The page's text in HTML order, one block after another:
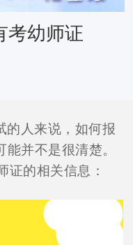
考幼师证
的人来说，如何报
并不是很清楚。
证的相关信息：